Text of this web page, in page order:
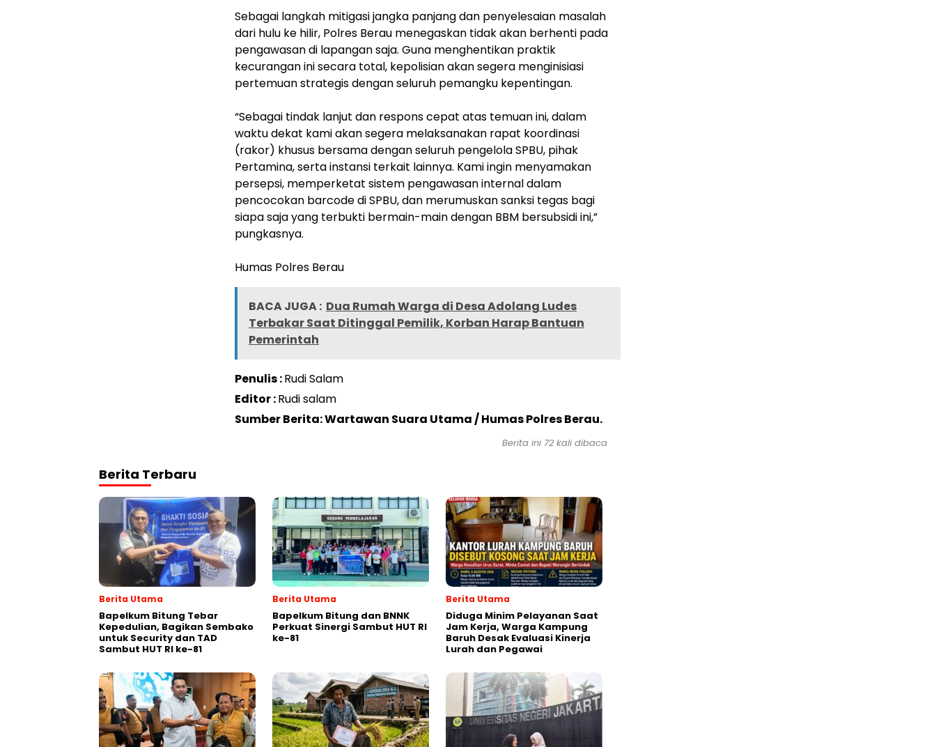
‎Sebagai langkah mitigasi jangka panjang dan penyelesaian masalah
dari hulu ke hilir, Polres Berau menegaskan tidak akan berhenti pada
pengawasan di lapangan saja. Guna menghentikan praktik
kecurangan ini secara total, kepolisian akan segera menginisiasi
pertemuan strategis dengan seluruh pemangku kepentingan.
‎“Sebagai tindak lanjut dan respons cepat atas temuan ini, dalam
waktu dekat kami akan segera melaksanakan rapat koordinasi
(rakor) khusus bersama dengan seluruh pengelola SPBU, pihak
Pertamina, serta instansi terkait lainnya. Kami ingin menyamakan
persepsi, memperketat sistem pengawasan internal dalam
pencocokan barcode di SPBU, dan merumuskan sanksi tegas bagi
siapa saja yang terbukti bermain-main dengan BBM bersubsidi ini,”
pungkasnya.
‎Humas Polres Berau
BACA JUGA : Dua Rumah Warga di Desa Adolang Ludes
Terbakar Saat Ditinggal Pemilik, Korban Harap Bantuan
Pemerintah
Penulis :Rudi Salam
Editor :Rudi salam
Sumber Berita: Wartawan Suara Utama / Humas Polres Berau.
Berita ini 72 kali dibaca
Berita Terbaru
Berita Utama
Bapelkum Bitung Tebar
Kepedulian, Bagikan Sembako
untuk Security dan TAD
Sambut HUT RI ke-81
Berita Utama
Bapelkum Bitung dan BNNK
Perkuat Sinergi Sambut HUT RI
ke-81
Berita Utama
Diduga Minim Pelayanan Saat
Jam Kerja, Warga Kampung
Baruh Desak Evaluasi Kinerja
Lurah dan Pegawai